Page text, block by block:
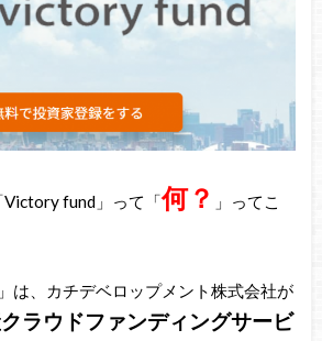
Victory fund」って「何？ 」ってこ
は、カチデベロップメント株式会社が
ラウドファンディングサービ